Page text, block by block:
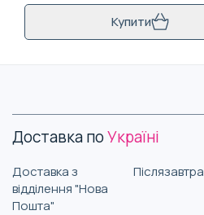
Купити
Доставка поУкраїні
Доставка з
відділення "Нова
Пошта"
Післязавтра